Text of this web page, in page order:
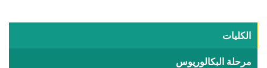
الكليات
مرحلة البكالوريوس